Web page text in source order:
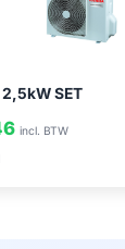
SET
incl. BTW